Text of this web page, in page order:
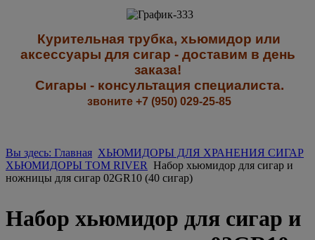
Курительная трубка, хьюмидор или
аксессуары для сигар - доставим в день
заказа!
Сигары - консультация специалиста.
звоните +7 (950) 029-25-85
Вы здесь: Главная ХЬЮМИДОРЫ ДЛЯ ХРАНЕНИЯ СИГАР
ХЬЮМИДОРЫ TOM RIVER Набор хьюмидор для сигар и
ножницы для сигар 02GR10 (40 сигар)
Набор хьюмидор для сигар и